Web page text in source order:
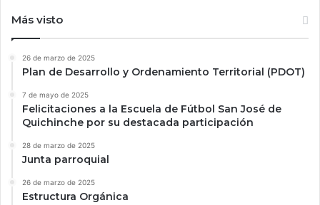
Más visto
26 de marzo de 2025
Plan de Desarrollo y Ordenamiento Territorial (PDOT)
7 de mayo de 2025
Felicitaciones a la Escuela de Fútbol San José de
Quichinche por su destacada participación
28 de marzo de 2025
Junta parroquial
26 de marzo de 2025
Estructura Orgánica